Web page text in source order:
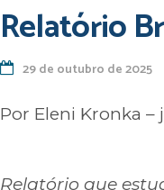
Relatório
29 de outubro de 2025
Por Eleni Kronka
Relatório que